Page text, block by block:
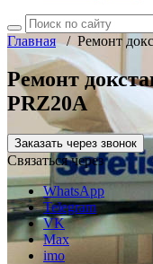
Главная/ Ремонт
Ремонт
PRZ20A
Заказать через звонок
Связаться через
WhatsApp
Telegram
VK
Max
imo